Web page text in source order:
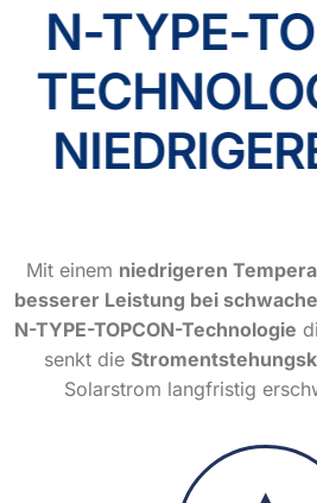
N-TYPE-
Mit einem niedrigeren
besserer Leistung bei
N-TYPE-TOPCON-Technologie
senkt die
Solarstrom langfristig